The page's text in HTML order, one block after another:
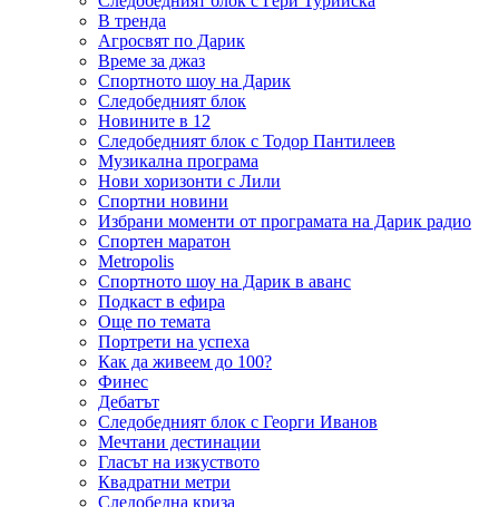
В тренда
Агросвят по Дарик
Време за джаз
Спортното шоу на Дарик
Следобедният блок
Новините в 12
Следобедният блок с Тодор Пантилеев
Музикална програма
Нови хоризонти с Лили
Спортни новини
Избрани моменти от програмата на Дарик радио
Спортен маратон
Metropolis
Спортното шоу на Дарик в аванс
Подкаст в ефира
Още по темата
Портрети на успеха
Как да живеем до 100?
Финес
Дебатът
Следобедният блок с Георги Иванов
Мечтани дестинации
Гласът на изкуството
Квадратни метри
Следобедна криза